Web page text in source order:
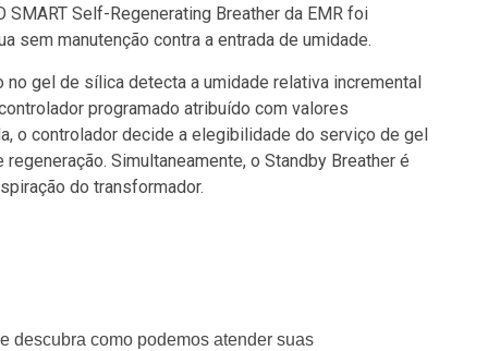
SMART Self-Regenerating Breather da EMR foi
sem manutenção contra a entrada de umidade.
gel de sílica detecta a umidade relativa incremental
programado atribuído com valores
o controlador decide a elegibilidade do serviço de gel
Simultaneamente, o Standby Breather é
do transformador.
e descubra como podemos atender suas